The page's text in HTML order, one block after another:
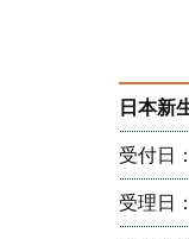
日本新
受付日
受理日